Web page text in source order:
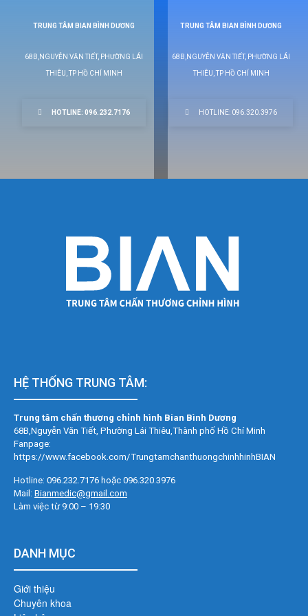
TRUNG TÂM BIAN BÌNH DƯƠNG
68B,NGUYỄN VĂN TIẾT, PHƯỜNG LÁI
THIÊU, TP HỒ CHÍ MINH
HOTLINE: 096.232.7176
TRUNG TÂM BIAN BÌNH DƯƠNG
68B,NGUYỄN VĂN TIẾT, PHƯỜNG LÁI
THIÊU, TP HỒ CHÍ MINH
HOTLINE: 096.320.3976
HỆ THỐNG TRUNG TÂM:
Trung tâm chấn thương chỉnh hình Bian Bình Dương
68B,Nguyễn Văn Tiết, Phường Lái Thiêu,Thành phố Hồ Chí Minh
Fanpage:
https://www.facebook.com/TrungtamchanthuongchinhhinhBIAN
Hotline: 096.232.7176 hoặc 096.320.3976
Mail: Bianmedic@gmail.com
Làm việc từ 9:00 – 19:30
DANH MỤC
Giới thiệu
Chuyên khoa